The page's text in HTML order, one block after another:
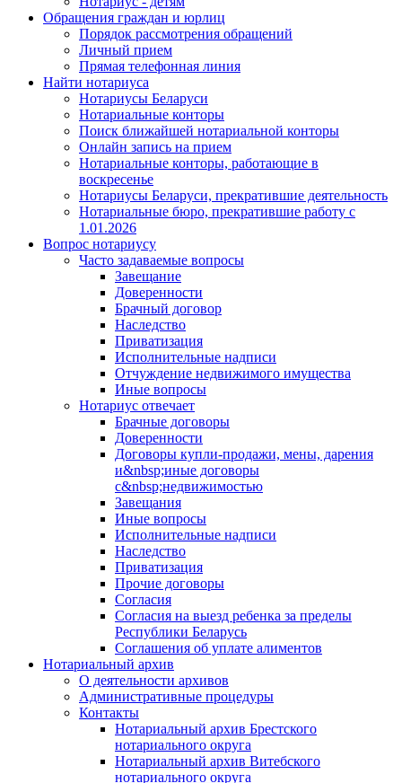
Обращения граждан и юрлиц
Порядок рассмотрения обращений
Личный прием
Прямая телефонная линия
Найти нотариуса
Нотариусы Беларуси
Нотариальные конторы
Поиск ближайшей нотариальной конторы
Онлайн запись на прием
Нотариальные конторы, работающие в
воскресенье
Нотариусы Беларуси, прекратившие деятельность
Нотариальные бюро, прекратившие работу с
1.01.2026
Вопрос нотариусу
Часто задаваемые вопросы
Завещание
Доверенности
Брачный договор
Наследство
Приватизация
Исполнительные надписи
Отчуждение недвижимого имущества
Иные вопросы
Нотариус отвечает
Брачные договоры
Доверенности
Договоры купли-продажи, мены, дарения
и&nbsp;иные договоры
с&nbsp;недвижимостью
Завещания
Иные вопросы
Исполнительные надписи
Наследство
Приватизация
Прочие договоры
Согласия
Согласия на выезд ребенка за пределы
Республики Беларусь
Соглашения об уплате алиментов
Нотариальный архив
О деятельности архивов
Административные процедуры
Контакты
Нотариальный архив Брестского
нотариального округа
Нотариальный архив Витебского
нотариального округа